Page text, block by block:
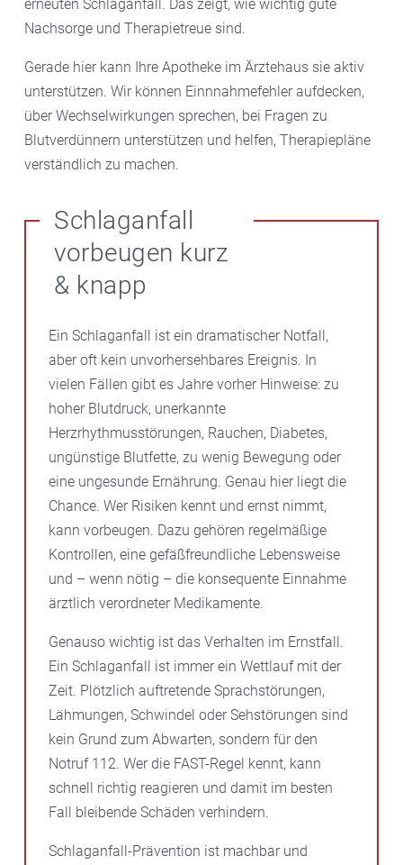
erneuten Schlaganfall. Das zeigt, wie wichtig gute
Nachsorge und Therapietreue sind.
Gerade hier kann Ihre Apotheke im Ärztehaus sie aktiv
unterstützen. Wir können Einnnahmefehler aufdecken,
über Wechselwirkungen sprechen, bei Fragen zu
Blutverdünnern unterstützen und helfen, Therapiepläne
verständlich zu machen.
Schlaganfall
vorbeugen kurz
& knapp
Ein Schlaganfall ist ein dramatischer Notfall,
aber oft kein unvorhersehbares Ereignis. In
vielen Fällen gibt es Jahre vorher Hinweise: zu
hoher Blutdruck, unerkannte
Herzrhythmusstörungen, Rauchen, Diabetes,
ungünstige Blutfette, zu wenig Bewegung oder
eine ungesunde Ernährung. Genau hier liegt die
Chance. Wer Risiken kennt und ernst nimmt,
kann vorbeugen. Dazu gehören regelmäßige
Kontrollen, eine gefäßfreundliche Lebensweise
und – wenn nötig – die konsequente Einnahme
ärztlich verordneter Medikamente.
Genauso wichtig ist das Verhalten im Ernstfall.
Ein Schlaganfall ist immer ein Wettlauf mit der
Zeit. Plötzlich auftretende Sprachstörungen,
Lähmungen, Schwindel oder Sehstörungen sind
kein Grund zum Abwarten, sondern für den
Notruf 112. Wer die FAST-Regel kennt, kann
schnell richtig reagieren und damit im besten
Fall bleibende Schäden verhindern.
Schlaganfall-Prävention ist machbar und